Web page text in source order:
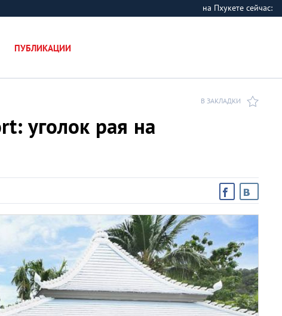
на Пхукете сейчас:
ПУБЛИКАЦИИ
В ЗАКЛАДКИ
уголок рая на